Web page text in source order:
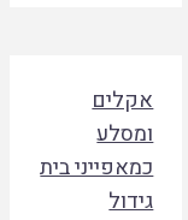
ומסלע
כמאפייני בית
גידול